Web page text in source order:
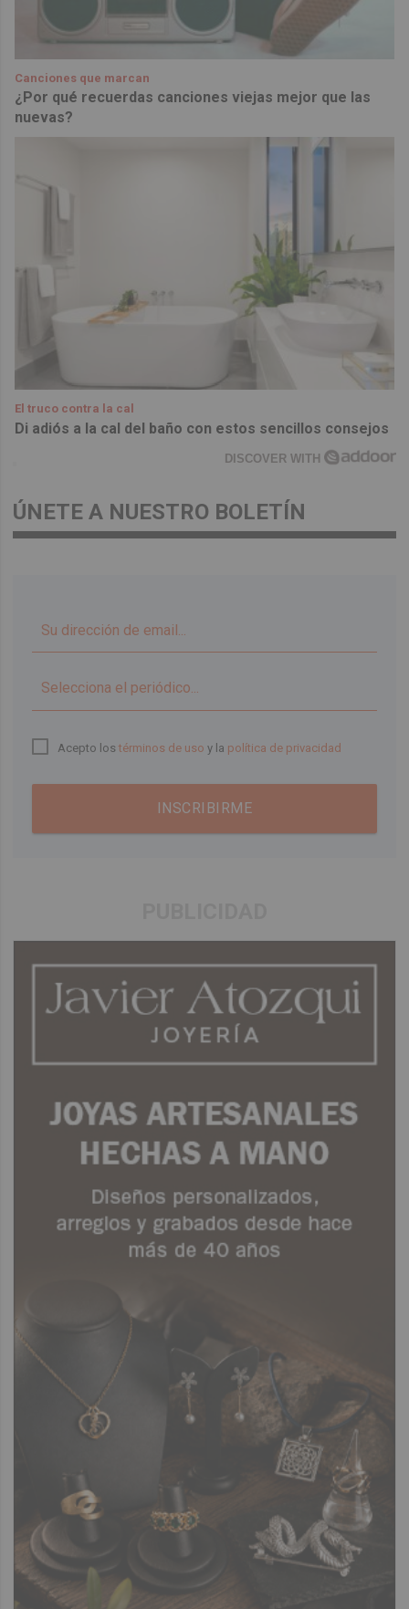
Canciones que marcan
¿Por qué recuerdas canciones viejas mejor que las
nuevas?
El truco contra la cal
Di adiós a la cal del baño con estos sencillos consejos
DISCOVER WITH
ÚNETE A NUESTRO BOLETÍN
Acepto lostérminos de uso y la política de privacidad
INSCRIBIRME